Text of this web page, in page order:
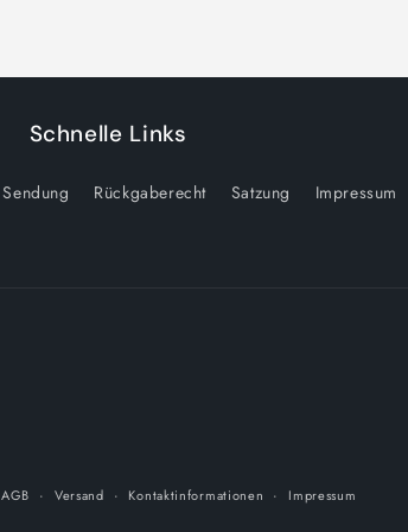
Schnelle Links
Sendung Rückgaberecht Satzung Impressum
AGB Versand Kontaktinformationen Impressum